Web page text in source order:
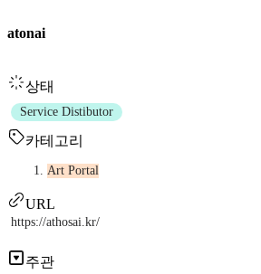
atonai
상태
Service Distibutor
카테고리
Art Portal
URL
https://athosai.kr/
주관